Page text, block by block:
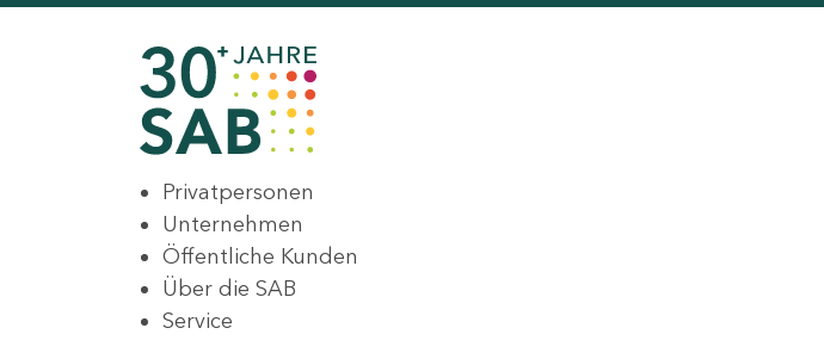
Privatpersonen
Unternehmen
Öffentliche Kunden
Über die SAB
Service